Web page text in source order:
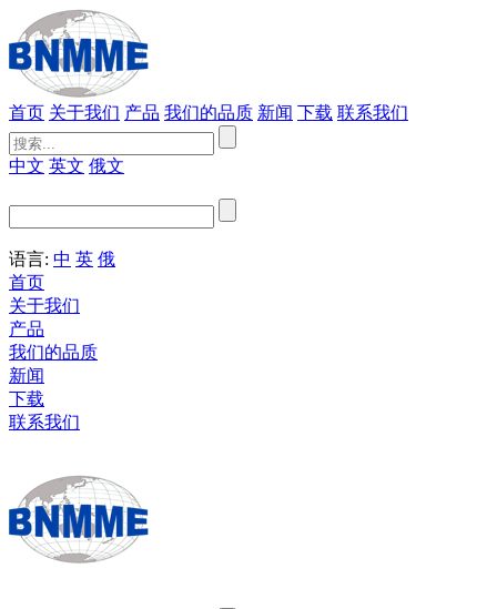
首页 关于我们 产品 我们的品质 新闻 下载 联系我们
中文 英文 俄文
语言: 中 英 俄
首页
关于我们
产品
我们的品质
新闻
下载
联系我们